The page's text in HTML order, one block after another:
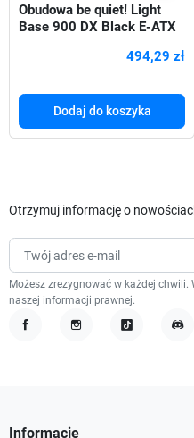
Obudowa be quiet! Light
Base 900 DX Black E-ATX
494,29 zł
Dodaj do koszyka
Otrzymuj informację o
Możesz zrezygnować w każdej chwili.
naszej informacji prawnej.
Informacje